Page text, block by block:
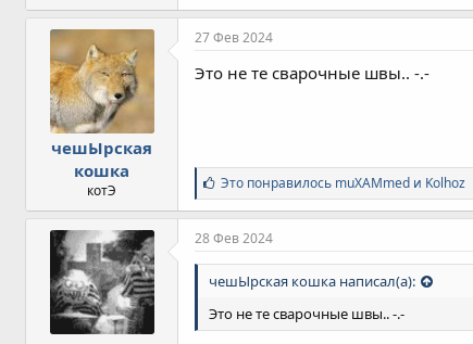
чешЫрская
кошка
котЭ
27 Фев 2024
Это не те сварочные швы.. -.-
С
и
м
п
т
и
:
Это понравилось muXAMmed и Kolhoz
28 Фев 2024
чешЫрская кошка написал(а):
Это не те сварочные швы.. -.-